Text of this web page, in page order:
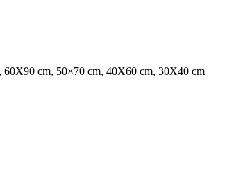
cm, 50×70 cm, 40X60 cm, 30X40 cm